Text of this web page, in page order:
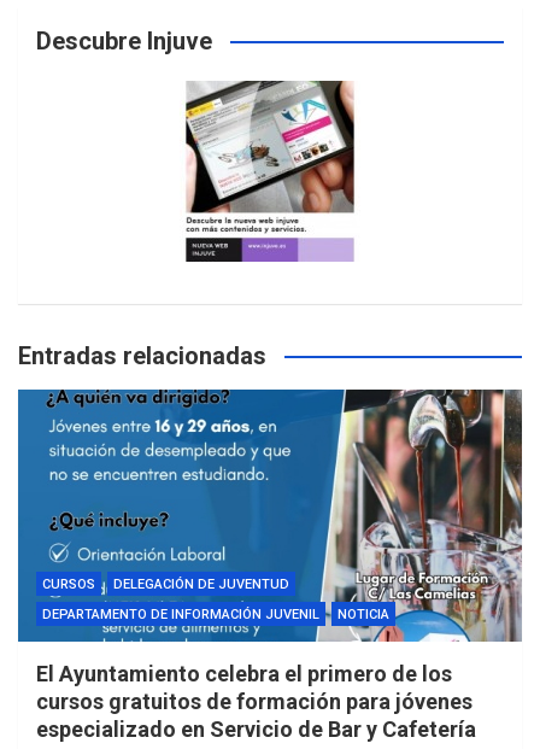
Descubre Injuve
Entradas relacionadas
CURSOS
DELEGACIÓN DE JUVENTUD
DEPARTAMENTO DE INFORMACIÓN JUVENIL
NOTICIA
El Ayuntamiento celebra el primero de los
cursos gratuitos de formación para jóvenes
especializado en Servicio de Bar y Cafetería